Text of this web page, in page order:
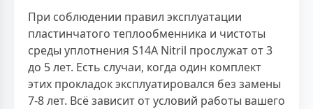
При соблюдении правил эксплуатации
пластинчатого теплообменника и чистоты
среды уплотнения S14A Nitril прослужат от 3
до 5 лет. Есть случаи, когда один комплект
этих прокладок эксплуатировался без замены
7-8 лет. Всё зависит от условий работы вашего